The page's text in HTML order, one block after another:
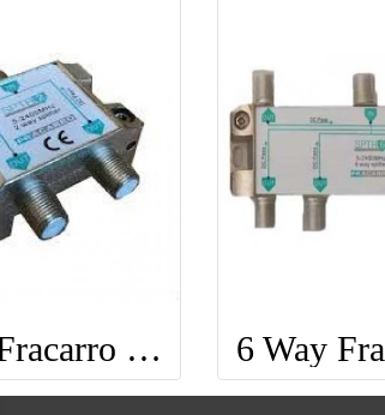
2 Way Fracarro Splitter